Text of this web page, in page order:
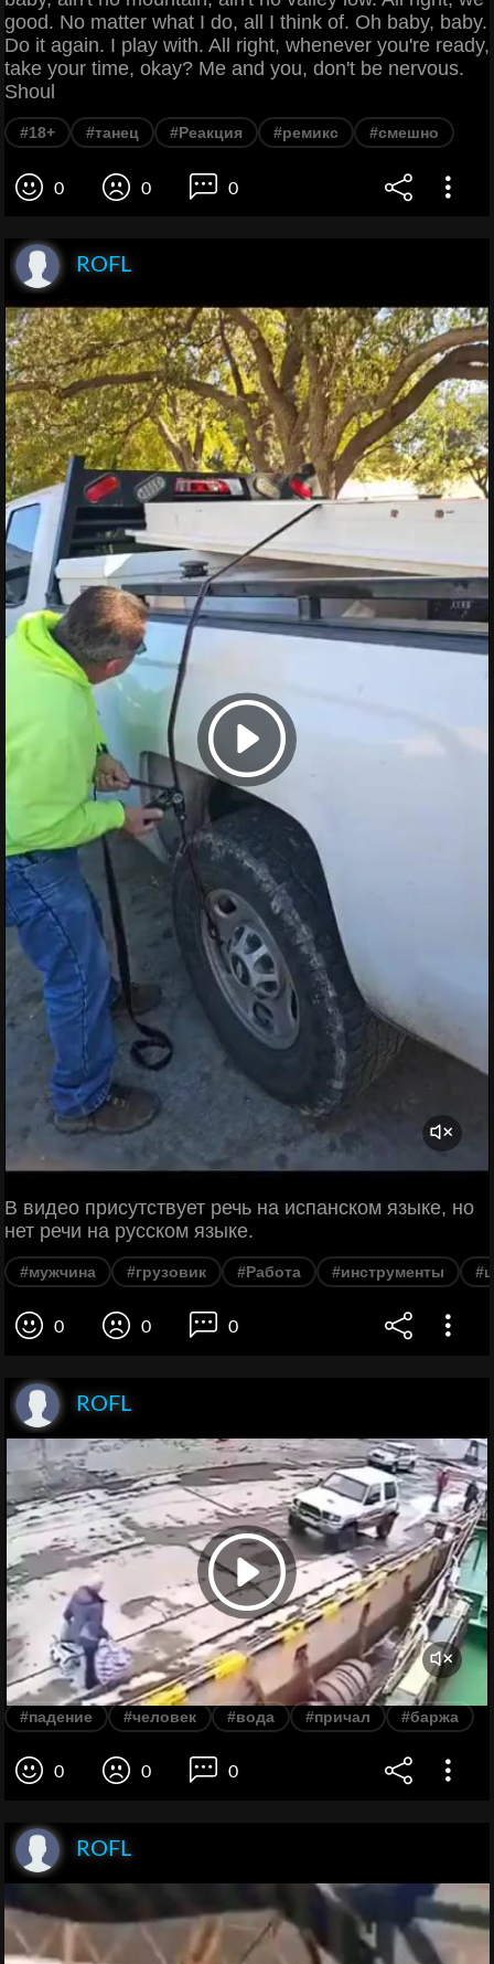
good. No matter what I do, all I think of. Oh baby, baby.
Do it again. I play with. All right, whenever you're ready,
take your time, okay? Me and you, don't be nervous.
Shoul
#18+ #танец #Реакция #ремикс #смешно
0 0 0
ROFL
В видео присутствует речь на испанском языке, но
нет речи на русском языке.
#мужчина #грузовик #Работа #инструменты
0 0 0
ROFL
#падение #человек #вода #причал #баржа
0 0 0
ROFL